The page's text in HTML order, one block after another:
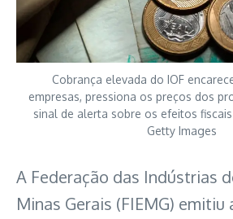
Cobrança elevada do IOF
empresas, pressiona os preços dos
sinal de alerta sobre os efeitos
Getty Images
A Federação das Indústrias
Minas Gerais (FIEMG)